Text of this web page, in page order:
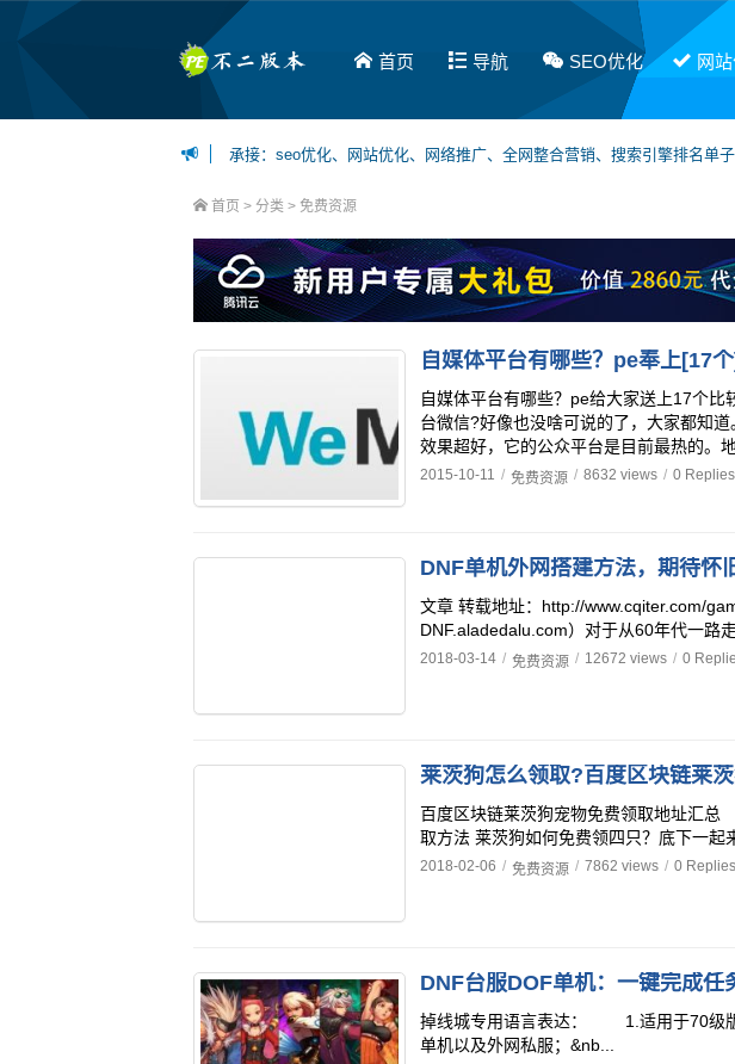
首页 导航 SEO优化 网
承接：seo优化、网站优化、网络推广、全网整合营销、搜索引擎排名单子
首页 > 分类 > 免费资源
自媒体平台有哪些？pe奉上[17
自媒体平台有哪些？pe给大家送上17个
台微信?好像也没啥可说的了，大家都知
效果超好，它的公众平台是目前最热的。地
2015-10-11 / 免费资源 / 8632 views / 0 Replies
DNF单机外网搭建方法，期待怀
文章 转载地址：http://www.cqiter.com/
DNF.aladedalu.com）对于从60年代一路
2018-03-14 / 免费资源 / 12672 views / 0
莱茨狗怎么领取?百度区块链莱
百度区块链莱茨狗宠物免费领取地址汇
取方法 莱茨狗如何免费领四只？底下一起
2018-02-06 / 免费资源 / 7862 views / 0 Replies
掉线城专用语言表达： 1.适用于70级版
单机以及外网私服；&nb...